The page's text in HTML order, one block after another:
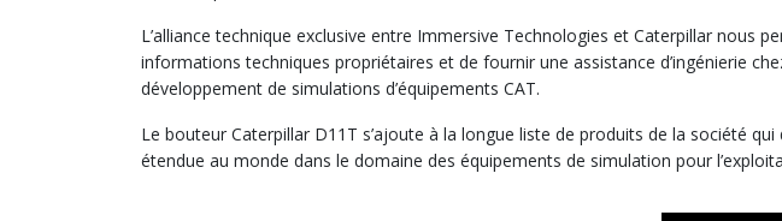
L’alliance technique exclusive entre Immersive Technologies et Caterpillar nous
informations techniques propriétaires et de fournir une assistance d’ingénierie
développement de simulations d’équipements CAT.
Le bouteur Caterpillar D11T s’ajoute à la longue liste de produits de la société
étendue au monde dans le domaine des équipements de simulation pour